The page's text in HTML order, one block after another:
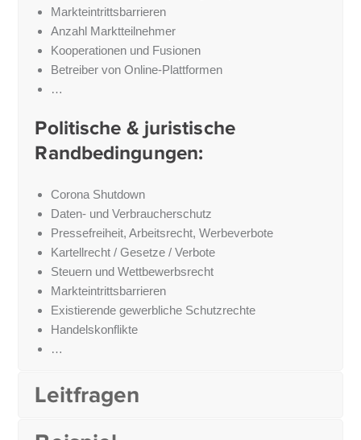
Markteintrittsbarrieren
Anzahl Marktteilnehmer
Kooperationen und Fusionen
Betreiber von Online-Plattformen
…
Politische & juristische
Randbedingungen:
Corona Shutdown
Daten- und Verbraucherschutz
Pressefreiheit, Arbeitsrecht, Werbeverbote
Kartellrecht / Gesetze / Verbote
Steuern und Wettbewerbsrecht
Markteintrittsbarrieren
Existierende gewerbliche Schutzrechte
Handelskonflikte
…
Leitfragen